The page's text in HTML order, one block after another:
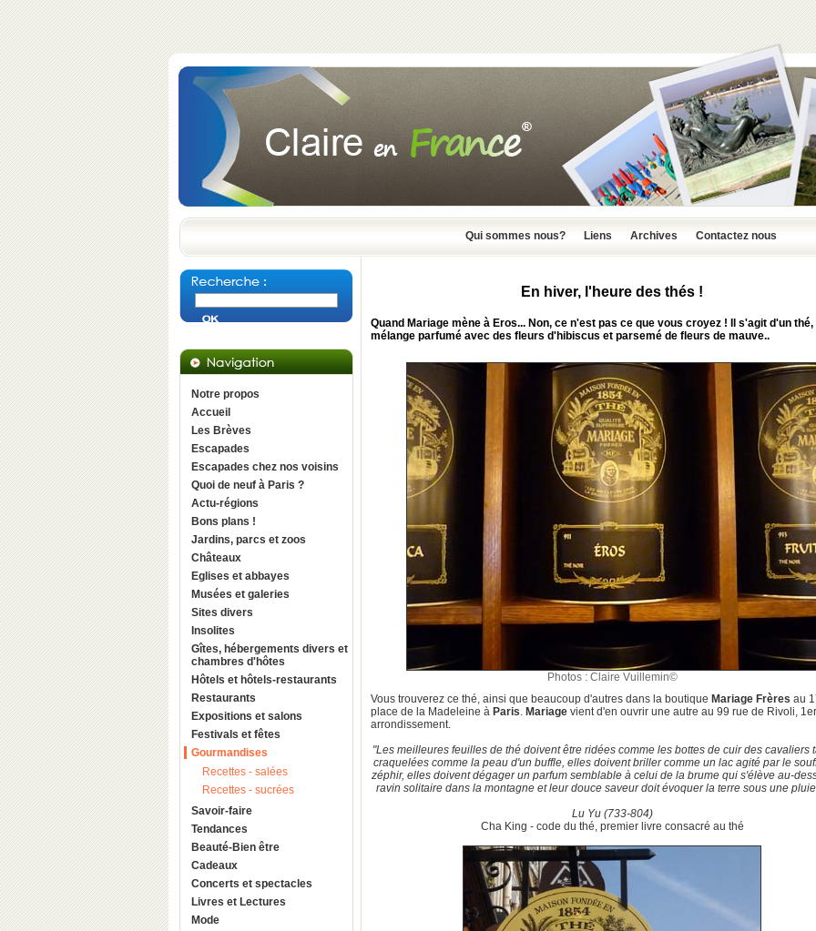
Qui sommes nous? Liens Archives Contactez nous
Notre propos
Accueil
Les Brèves
Escapades
Escapades chez nos voisins
Quoi de neuf à Paris ?
Actu-régions
Bons plans !
Jardins, parcs et zoos
Châteaux
Eglises et abbayes
Musées et galeries
Sites divers
Insolites
Gîtes, hébergements divers et
chambres d'hôtes
Hôtels et hôtels-restaurants
Restaurants
Expositions et salons
Festivals et fêtes
Gourmandises
Recettes - salées
Recettes - sucrées
Savoir-faire
Tendances
Beauté-Bien être
Cadeaux
Concerts et spectacles
Livres et Lectures
Mode
En hiver, l'heure des thés !
Quand Mariage mène à Eros... Non, ce n'est pas ce que vous croyez ! Il s'agit d'un thé,
mélange parfumé avec des fleurs d'hibiscus et parsemé de fleurs de mauve..
Photos : Claire Vuillemin©
Vous trouverez ce thé, ainsi que beaucoup d'autres dans la boutique Mariage Frères au
place de la Madeleine à Paris. Mariage vient d'en ouvrir une autre au 99 rue de Rivoli, 1er
arrondissement.
"Les meilleures feuilles de thé doivent être ridées comme les bottes de cuir des cavaliers
craquelées comme la peau d'un buffle, elles doivent briller comme un lac agité par le
zéphir, elles doivent dégager un parfum semblable à celui de la brume qui s'élève au-
ravin solitaire dans la montagne et leur douce saveur doit évoquer la terre sous une
Lu Yu (733-804)
Cha King - code du thé, premier livre consacré au thé